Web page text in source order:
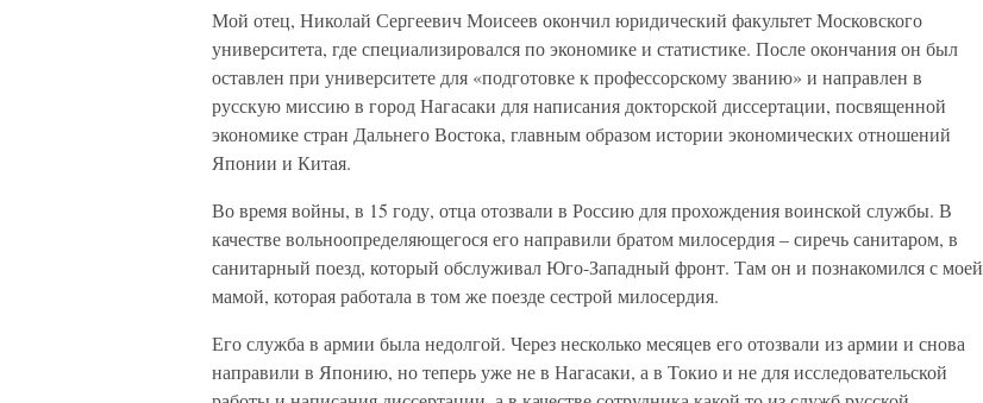
Мой отец, Николай Сергеевич Моисеев окончил юридический факультет Московского
университета, где специализировался по экономике и статистике. После окончания он был
оставлен при университете для «подготовке к профессорскому званию» и направлен в
русскую миссию в город Нагасаки для написания докторской диссертации, посвященной
экономике стран Дальнего Востока, главным образом истории экономических отношений
Японии и Китая.
Во время войны, в 15 году, отца отозвали в Россию для прохождения воинской службы. В
качестве вольноопределяющегося его направили братом милосердия – сиречь санитаром, в
санитарный поезд, который обслуживал Юго-Западный фронт. Там он и познакомился с моей
мамой, которая работала в том же поезде сестрой милосердия.
Его служба в армии была недолгой. Через несколько месяцев его отозвали из армии и снова
направили в Японию, но теперь уже не в Нагасаки, а в Токио и не для исследовательской